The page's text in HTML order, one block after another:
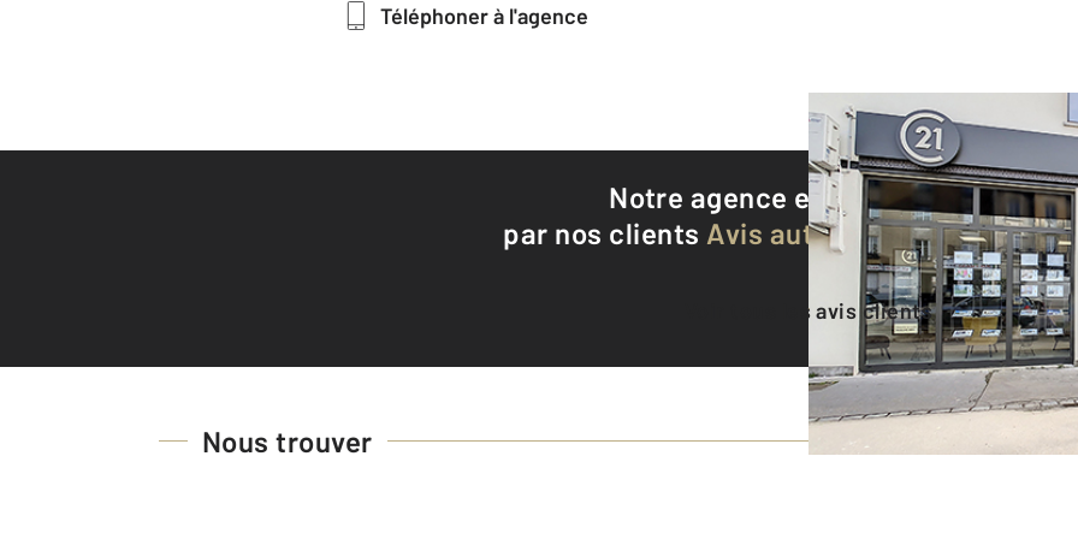
Téléphoner à l'agence
Notre agence est notée9,2/10
par nos clients Avis authentifiés par
Voir tous les avis clients
Nous trouver